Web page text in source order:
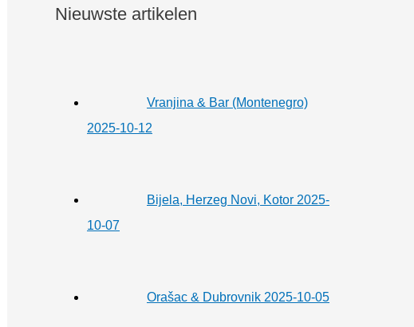
Nieuwste artikelen
Vranjina & Bar (Montenegro)
2025-10-12
Bijela, Herzeg Novi, Kotor 2025-
10-07
Orašac & Dubrovnik 2025-10-05